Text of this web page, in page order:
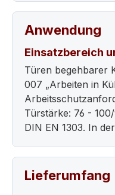
Anwendung
Einsatzbereich
Türen begehbarer
007 „Arbeiten in
Türstärke: 76 -
DIN EN 1303. In
Lieferumfang